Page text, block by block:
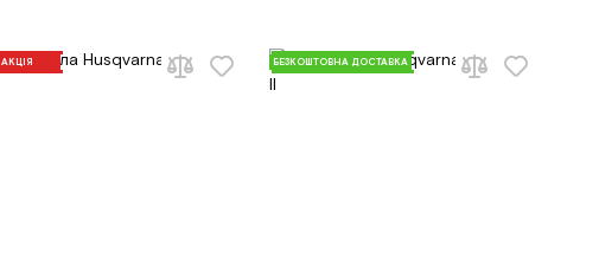
АКЦІЯ БЕЗКОШТОВНА ДОСТАВКА